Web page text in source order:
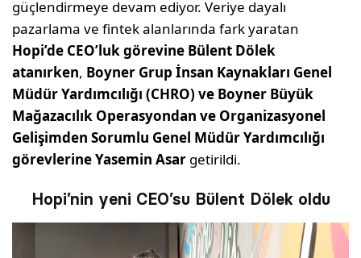
güçlendirmeye devam ediyor. Veriye dayalı
pazarlama ve fintek alanlarında fark yaratan
Hopi’de CEO’luk görevine Bülent Dölek
atanırken, Boyner Grup İnsan Kaynakları Genel
Müdür Yardımcılığı (CHRO) ve Boyner Büyük
Mağazacılık Operasyondan ve Organizasyonel
Gelişimden Sorumlu Genel Müdür Yardımcılığı
görevlerine Yasemin Asar getirildi.
Hopi’nin yeni CEO’su Bülent Dölek oldu